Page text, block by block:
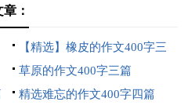
：
【精选】橡皮的作文400字三
篇草原的作文400字三篇
精选难忘的作文400字四篇